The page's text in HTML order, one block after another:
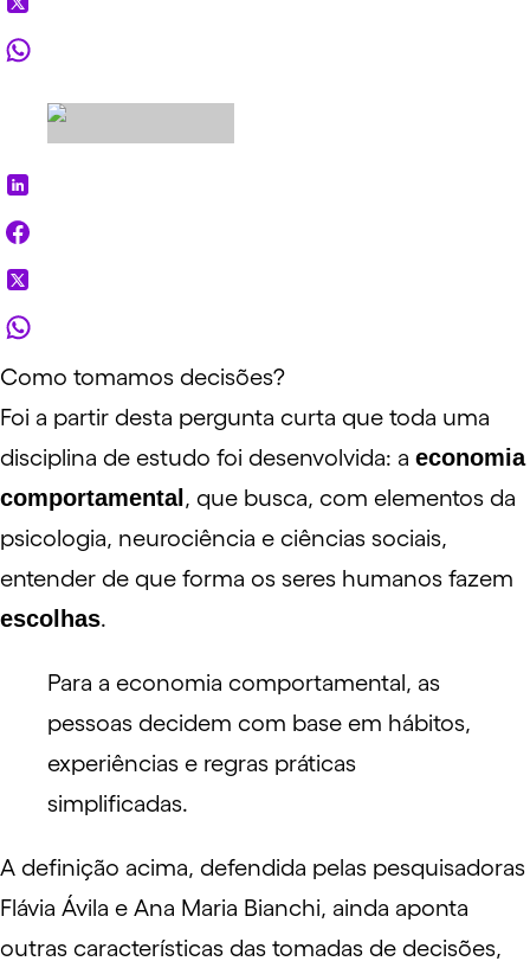
Como tomamos decisões?
Foi a partir desta pergunta curta que toda uma
disciplina de estudo foi desenvolvida: a economia
comportamental , que busca, com elementos da
psicologia, neurociência e ciências sociais,
entender de que forma os seres humanos fazem
escolhas.
Para a economia comportamental, as
pessoas decidem com base em hábitos,
experiências e regras práticas
simplificadas.
A definição acima, defendida pelas pesquisadoras
Flávia Ávila e Ana Maria Bianchi, ainda aponta
outras características das tomadas de decisões,